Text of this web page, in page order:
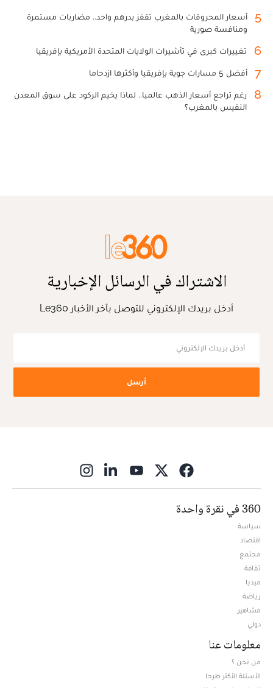
5
أسعار المحروقات بالمغرب تقفز بدرهم واحد.. مضاربات مستمرة
ومنافسة صورية
6 تغييرات كبرى في تأشيرات الولايات المتحدة الأمريكية بإفريقيا
7 أفضل 5 مسارات جوية بإفريقيا وأكثرها ازدحاما
8
رغم تراجع أسعار الذهب عالميا.. لماذا يخيم الركود على سوق المعدن
النفيس بالمغرب؟
الاشتراك في الرسائل الإخبارية
أدخل بريدك الإلكتروني للتوصل بآخر الأخبار Le360
أرسل
360 في نقرة واحدة
سياسة
اقتصاد
مجتمع
ثقافة
ميديا
رياضة
مشاهير
دولي
معلومات عنا
من نحن ؟
الأسئلة الأكثر طرحا